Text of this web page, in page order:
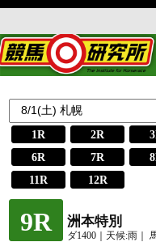
1R 2R
6R
7R
11R
12R
9R 洲本特別
ダ1400｜天候:雨｜